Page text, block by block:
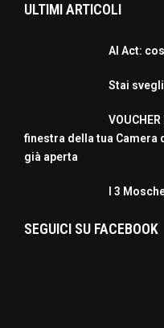
ULTIMI ARTICOLI
AI Act:
Stai
finestra della tua Camera
già aperta
I 3
SEGUICI SU FACEBOOK